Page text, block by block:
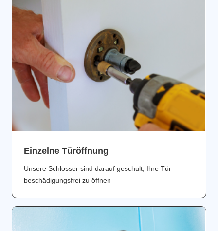
Einzelne Türöffnung
Unsere Schlosser sind darauf geschult, Ihre Tür
beschädigungsfrei zu öffnen